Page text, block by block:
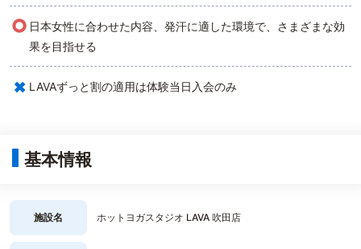
○ 日本女性に合わせた内容、発汗に適した環境で、さまざまな効
果を目指せる
× LAVAずっと割の適用は体験当日入会のみ
基本情報
施設名 ホットヨガスタジオ LAVA 吹田店